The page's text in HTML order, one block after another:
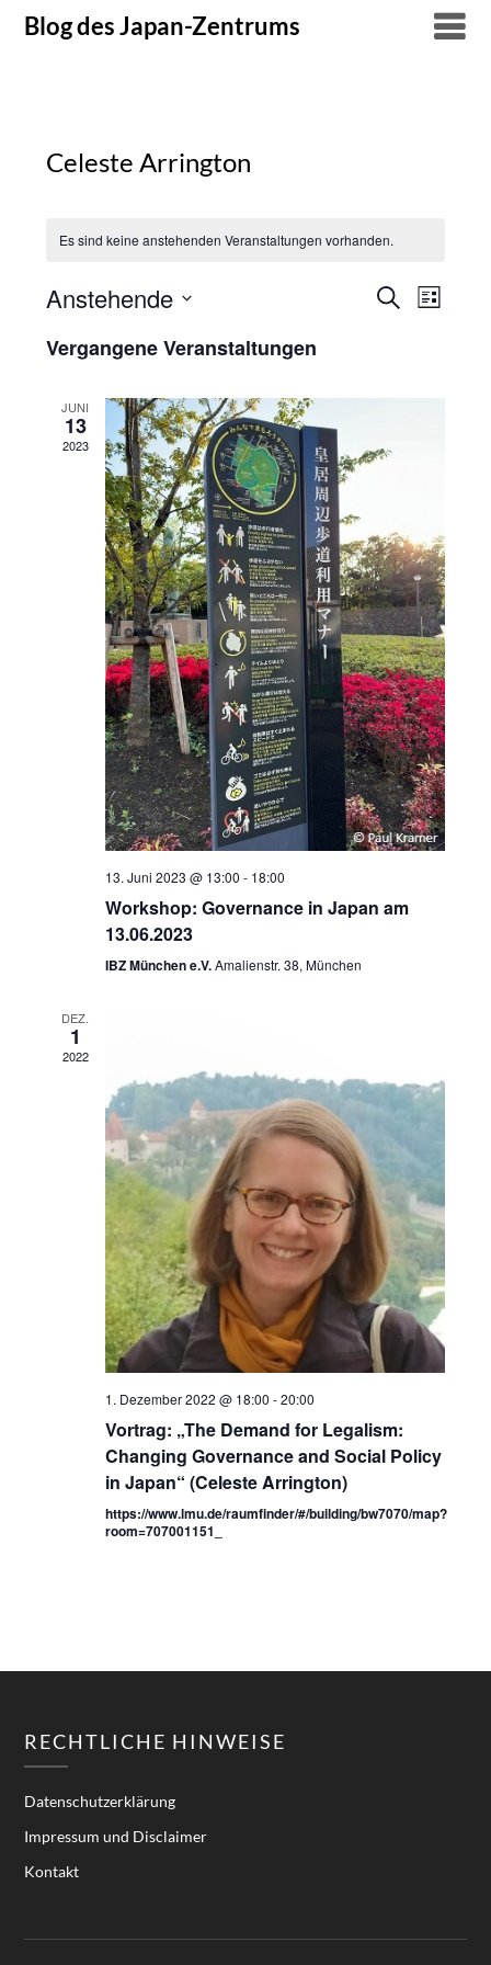
SkipBlog des Japan-Zentrums
Celeste Arrington
Es sind keine anstehenden Veranstaltungen vorhanden.
Suche
Liste
Anstehende
wählen.
Vergangene Veranstaltungen
JUNI
13
2023
13. Juni 2023 @ 13:00 - 18:00
Workshop: Governance in Japan am
13.06.2023
IBZ München e.V.Amalienstr. 38, München
DEZ.
1
2022
1. Dezember 2022 @ 18:00 -20:00
Vortrag: „The Demand for Legalism:
Changing Governance and Social Policy
in Japan“ (Celeste Arrington)
https://www.lmu.de/raumfinder/#/building/bw7070/map?
room=707001151_
RECHTLICHE HINWEISE
Datenschutzerklärung
Impressum und Disclaimer
Kontakt